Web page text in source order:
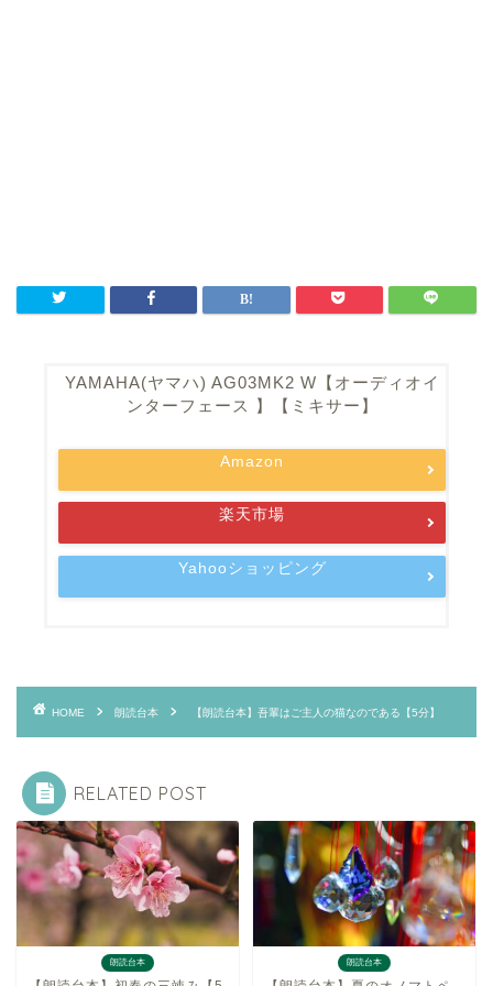
YAMAHA(ヤマハ) AG03MK2 W【オーディオイ
ンターフェース 】【ミキサー】
Amazon
楽天市場
Yahooショッピング
HOME 朗読台本 【朗読台本】吾輩はご主人の猫なのである【5分】
RELATED POST
朗読台本 朗読台本